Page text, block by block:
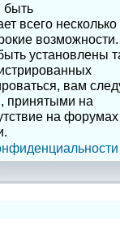
быть
всего несколько
возможности.
установлены
вам
принятыми на
на форумах